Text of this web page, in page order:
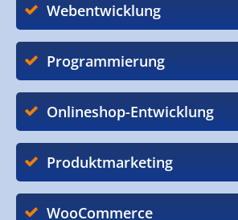
Webentwicklung
Programmierung
Onlineshop-Entwicklung
Produktmarketing
WooCommerce